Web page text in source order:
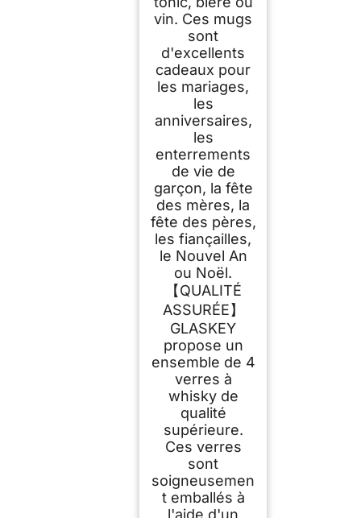
vin. Ces mugs
sont
d'excellents
cadeaux pour
les mariages,
les
anniversaires,
les
enterrements
de vie de
garçon, la fête
des mères, la
fête des pères,
les fiançailles,
le Nouvel An
ou Noël.
【QUALITÉ
ASSURÉE】
GLASKEY
propose un
ensemble de 4
verres à
whisky de
qualité
supérieure.
Ces verres
sont
soigneusemen
t emballés à
l'aide d'un